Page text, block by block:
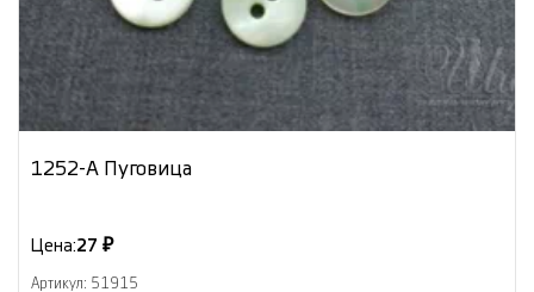
1252-А Пуговица
Цена:27 ₽
Артикул: 51915